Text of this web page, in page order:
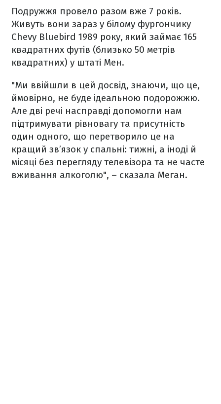
Подружжя провело разом вже 7 років.
Живуть вони зараз у білому фургончику
Chevy Bluebird 1989 року, який займає 165
квадратних футів (близько 50 метрів
квадратних) у штаті Мен.
"Ми ввійшли в цей досвід, знаючи, що це,
ймовірно, не буде ідеальною подорожжю.
Але дві речі насправді допомогли нам
підтримувати рівновагу та присутність
один одного, що перетворило це на
кращий зв’язок у спальні: тижні, а іноді й
місяці без перегляду телевізора та не часте
вживання алкоголю", – сказала Меган.